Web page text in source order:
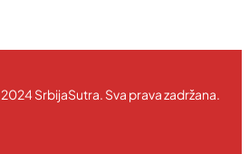
2024 SrbijaSutra. Sva prava zadržana.